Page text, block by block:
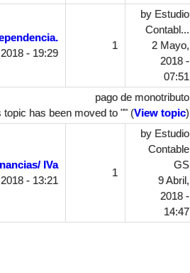
- 19:29
1
by Estudio
Contabl...
2 Mayo,
2018 -
07:51
pago de monotributo
topic has been moved to "" (View topic)
IVa
- 13:21
1
by Estudio
Contable
GS
9 Abril,
2018 -
14:47